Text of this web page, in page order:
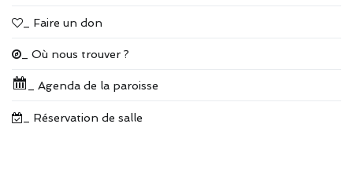
_ Faire un don
_ Où nous trouver ?
_ Agenda de la paroisse
_ Réservation de salle